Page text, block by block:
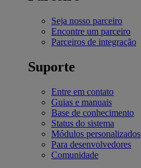
Seja nosso parceiro
Encontre um parceiro
Parceiros de integração
Suporte
Entre em contato
Guias e manuais
Base de conhecimento
Status do sistema
Módulos personalizados
Para desenvolvedores
Comunidade